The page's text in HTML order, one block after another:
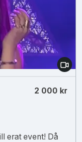
2 000 kr
erat event! Då